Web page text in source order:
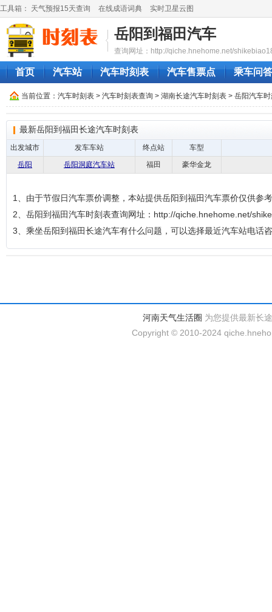
工具箱： 天气预报15天查询 在线成语词典 实时卫星云图
岳阳到福田汽车
查询网址：http://qiche.hnehome.net/
首页 汽车站 汽车时刻表 汽车售票点 乘车问答
当前位置： 汽车时刻表 > 汽车时刻表查询 > 湖南长途汽车时刻表 > 岳阳汽车
最新岳阳到福田长途汽车时刻表
出发城市 发车车站 终点站
车型
岳阳
岳阳洞庭汽车站 福田 豪华金龙
1、由于节假日汽车票价调整，本站提供岳阳到福田汽车票价仅供参
2、岳阳到福田汽车时刻表查询网址：http://qiche.hnehome.net/
3、乘坐岳阳到福田长途汽车有什么问题，可以选择最近汽车站电话
河南天气生活圈 为您提供最新长
Copyright © 2010-2024